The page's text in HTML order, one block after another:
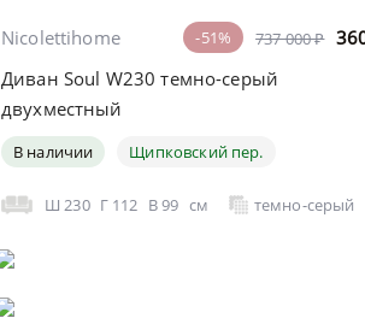
737 000 ₽
-51%
Nicolettihome
Диван Soul W230 темно-серый
двухместный
В наличии Щипковский пер.
Ш 230 Г 112 В99 см темно-серый